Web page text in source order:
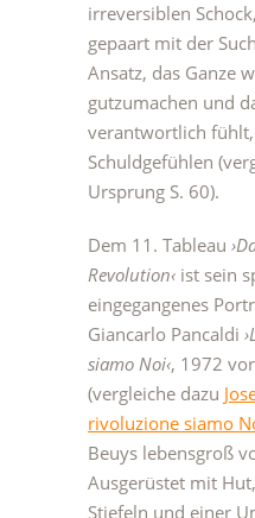
irreversiblen
gepaart mit der
Ansatz, das Ganze
gutzumachen und
verantwortlich
Schuldgefühlen
Ursprung S. 60).
Dem 11. Tableau
Revolution‹ ist sein
eingegangenes
Giancarlo Pancaldi
siamo Noi‹, 1972
(vergleiche dazu
rivoluzione siamo
Beuys lebensgroß
Ausgerüstet mit
Stiefeln und einer